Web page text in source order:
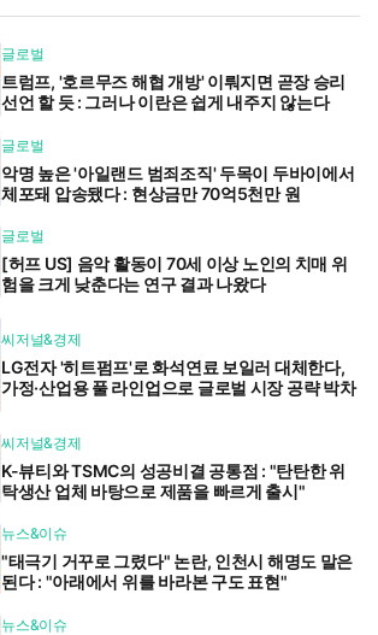
글로벌
트럼프, '호르무즈 해협 개방' 이뤄지면 곧장 승리
선언 할 듯 : 그러나 이란은 쉽게 내주지 않는다
글로벌
악명 높은 '아일랜드 범죄조직' 두목이 두바이에서
체포돼 압송됐다 : 현상금만 70억5천만 원
글로벌
[허프 US] 음악 활동이 70세 이상 노인의 치매 위
험을 크게 낮춘다는 연구 결과 나왔다
씨저널&경제
LG전자 '히트펌프'로 화석연료 보일러 대체한다,
가정·산업용 풀 라인업으로 글로벌 시장 공략 박차
씨저널&경제
K-뷰티와 TSMC의 성공비결 공통점 : "탄탄한 위
탁생산 업체 바탕으로 제품을 빠르게 출시"
뉴스&이슈
"태극기 거꾸로 그렸다" 논란, 인천시 해명도 말은
된다 : "아래에서 위를 바라본 구도 표현"
뉴스&이슈